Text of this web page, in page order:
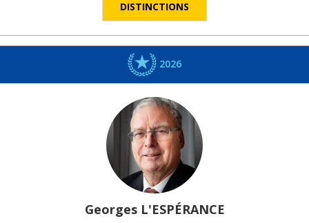
DISTINCTIONS
2026
Georges L'ESPÉRANCE